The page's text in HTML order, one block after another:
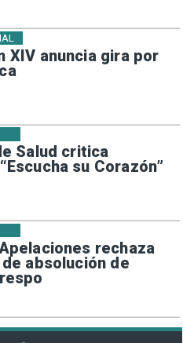
XIV anuncia gira por
Salud critica
su Corazón”
rechaza
absolución de